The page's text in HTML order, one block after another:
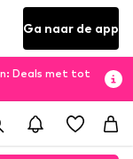
Ga naar de app
Deals met tot